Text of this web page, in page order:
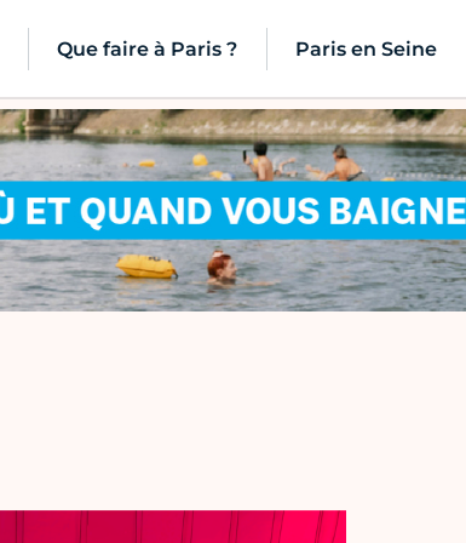
Que faire à Paris ? Paris en Seine